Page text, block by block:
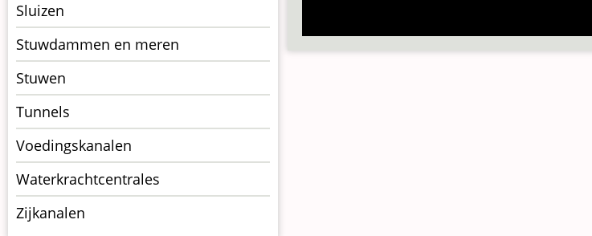
Sluizen
Stuwdammen en meren
Stuwen
Tunnels
Voedingskanalen
Waterkrachtcentrales
Zijkanalen